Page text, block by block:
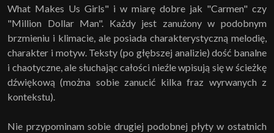
What Makes Us Girls" i w miarę dobre jak "Carmen" czy
"Million Dollar Man". Każdy jest zanużony w podobnym
brzmieniu i klimacie, ale posiada charakterystyczną melodię,
charakter i motyw. Teksty (po głębszej analizie) dość banalne
i chaotyczne, ale słuchając całości nieźle wpisują się w ścieżkę
dźwiękową (można sobie zanucić kilka fraz wyrwanych z
kontekstu).
Nie przypominam sobie drugiej podobnej płyty w ostatnich